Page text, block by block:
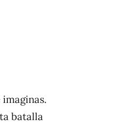
batalla